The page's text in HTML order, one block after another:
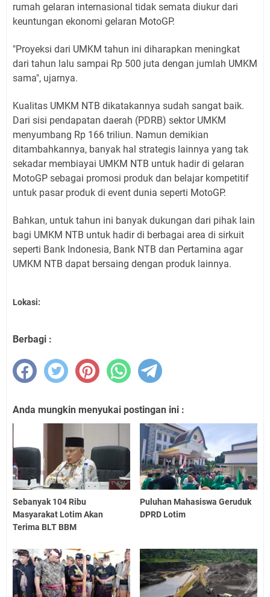
rumah gelaran internasional tidak semata diukur dari
keuntungan ekonomi gelaran MotoGP.
"Proyeksi dari UMKM tahun ini diharapkan meningkat
dari tahun lalu sampai Rp 500 juta dengan jumlah UMKM
sama", ujarnya.
Kualitas UMKM NTB dikatakannya sudah sangat baik.
Dari sisi pendapatan daerah (PDRB) sektor UMKM
menyumbang Rp 166 triliun. Namun demikian
ditambahkannya, banyak hal strategis lainnya yang tak
sekadar membiayai UMKM NTB untuk hadir di gelaran
MotoGP sebagai promosi produk dan belajar kompetitif
untuk pasar produk di event dunia seperti MotoGP.
Bahkan, untuk tahun ini banyak dukungan dari pihak lain
bagi UMKM NTB untuk hadir di berbagai area di sirkuit
seperti Bank Indonesia, Bank NTB dan Pertamina agar
UMKM NTB dapat bersaing dengan produk lainnya.
Lokasi:
Berbagi :
Anda mungkin menyukai postingan ini :
Sebanyak 104 Ribu
Masyarakat Lotim Akan
Terima BLT BBM
Puluhan Mahasiswa Geruduk
DPRD Lotim